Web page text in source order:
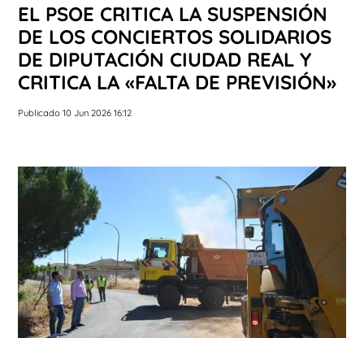
EL PSOE CRITICA LA SUSPENSIÓN
DE LOS CONCIERTOS SOLIDARIOS
DE DIPUTACIÓN CIUDAD REAL Y
CRITICA LA «FALTA DE PREVISIÓN»
Publicado 10 Jun 2026 16:12